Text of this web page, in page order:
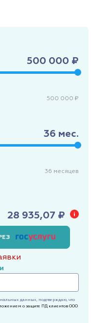
500 000 ₽
500 000 ₽
36 мес.
36 месяцев
28 935,07 ₽
данных, подтверждаю, что
о защите ПД клиентов ООО